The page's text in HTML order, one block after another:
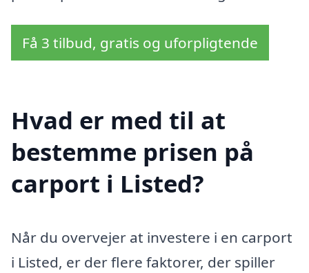
Få 3 tilbud, gratis og uforpligtende
Hvad er med til at
bestemme prisen på
carport i Listed?
Når du overvejer at investere i en carport
i Listed, er der flere faktorer, der spiller